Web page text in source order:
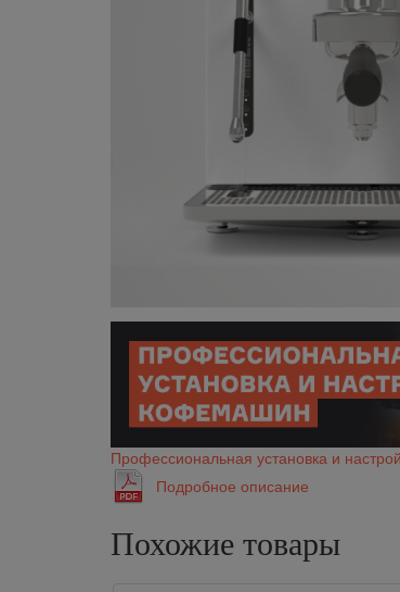
Профессиональная установка и
Подробное описание
Похожие товары